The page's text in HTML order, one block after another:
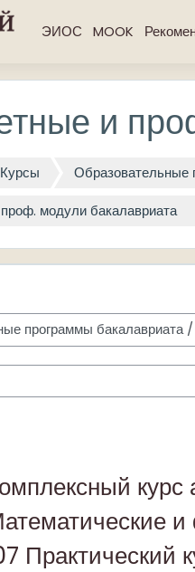
ЭИОС MOOK
и
Курсы Образовательные
модули бакалавриата
курс
Практический